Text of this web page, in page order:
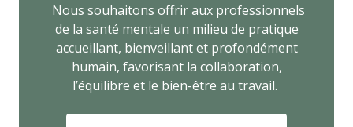
Nous souhaitons offrir aux professionnels
de la santé mentale un milieu de pratique
accueillant, bienveillant et profondément
humain, favorisant la collaboration,
l’équilibre et le bien-être au travail.